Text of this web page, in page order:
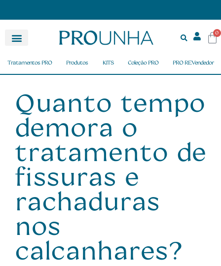
0
Tratamentos PRO Produtos KITS Coleção PRO PRO REVendedor
Quanto tempo
demora o
tratamento de
fissuras e
rachaduras
nos
calcanhares?